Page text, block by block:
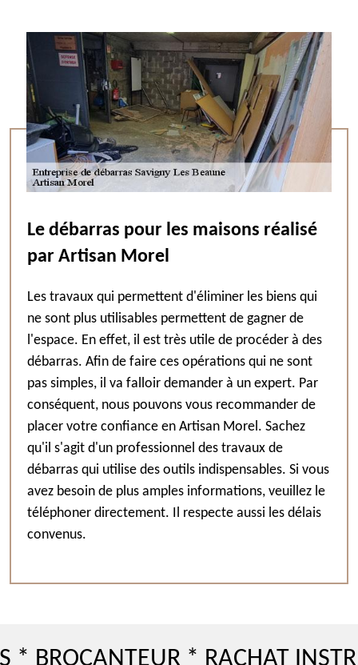
Le débarras pour les maisons réalisé
par Artisan Morel
Les travaux qui permettent d'éliminer les biens qui
ne sont plus utilisables permettent de gagner de
l'espace. En effet, il est très utile de procéder à des
débarras. Afin de faire ces opérations qui ne sont
pas simples, il va falloir demander à un expert. Par
conséquent, nous pouvons vous recommander de
placer votre confiance en Artisan Morel. Sachez
qu'il s'agit d'un professionnel des travaux de
débarras qui utilise des outils indispensables. Si vous
avez besoin de plus amples informations, veuillez le
téléphoner directement. Il respecte aussi les délais
convenus.
* RACHAT